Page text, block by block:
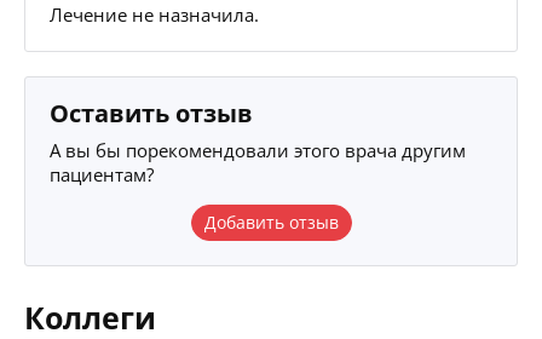
Лечение не назначила.
Оставить отзыв
А вы бы порекомендовали этого врача другим
пациентам?
Добавить отзыв
Коллеги